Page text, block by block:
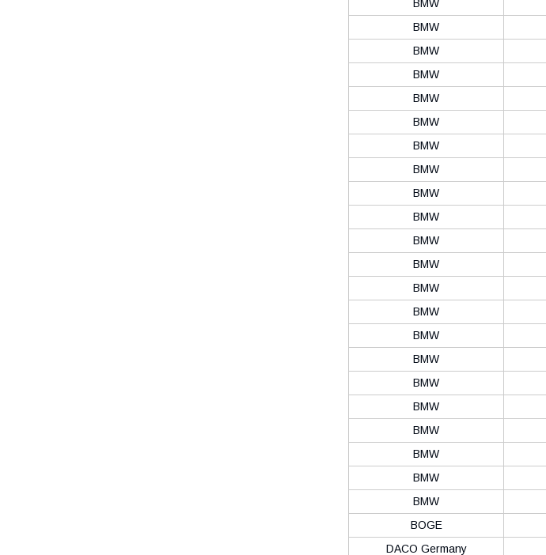
BMW
BMW
BMW
BMW
BMW
BMW
BMW
BMW
BMW
BMW
BMW
BMW
BMW
BMW
BMW
BMW
BMW
BMW
BMW
BMW
BMW
BMW
BOGE
DACO Germany